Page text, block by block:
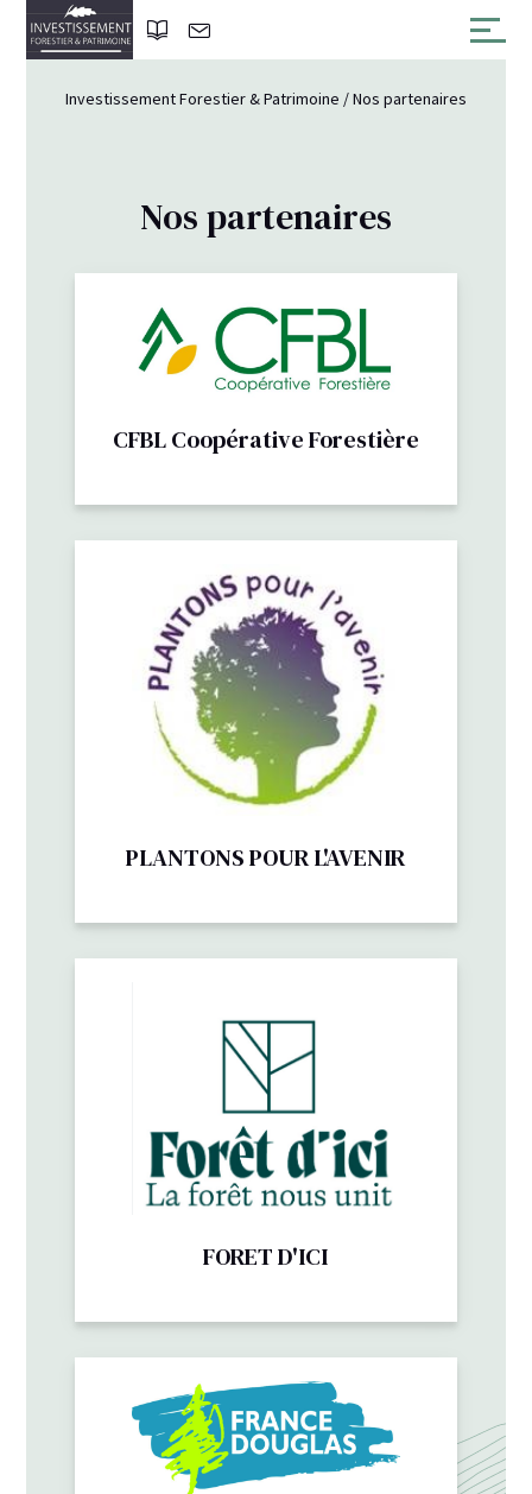
Investissement Forestier & Patrimoine /Nos partenaires
Nos partenaires
CFBL Coopérative Forestière
PLANTONS POUR L'AVENIR
FORET D'ICI